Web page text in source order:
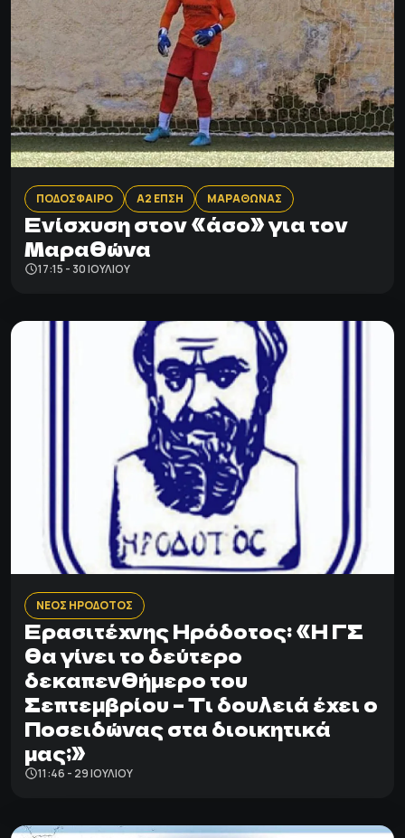
ΠΟΔΟΣΦΑΙΡΟ Α2 ΕΠΣΗ ΜΑΡΑΘΩΝΑΣ
Ενίσχυση στον «άσο» για τον
Μαραθώνα
17:15 - 30 ΙΟΥΛΊΟΥ
ΝΕΟΣ ΗΡΟΔΟΤΟΣ
Ερασιτέχνης Ηρόδοτος: «Η ΓΣ
θα γίνει το δεύτερο
δεκαπενθήμερο του
Σεπτεμβρίου – Τι δουλειά έχει ο
Ποσειδώνας στα διοικητικά
μας;»
11:46 - 29 ΙΟΥΛΊΟΥ